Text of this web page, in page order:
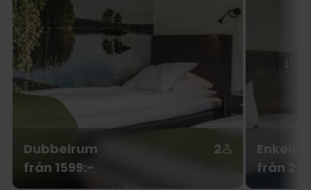
Dubbelrum
2
från 1599:-
från